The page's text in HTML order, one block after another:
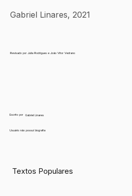
Gabriel Linares, 2021
Revisado por Julia Rodrigues e João Vitor Vedrano
Escrito por Gabriel Linares
Usuário não possui biografia
Textos Populares